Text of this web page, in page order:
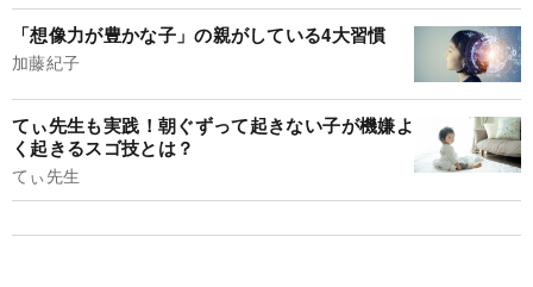
「想像力が豊かな子」の親がしている4大習慣
加藤紀子
てぃ先生も実践！朝ぐずって起きない子が機嫌よ
く起きるスゴ技とは？
てぃ先生